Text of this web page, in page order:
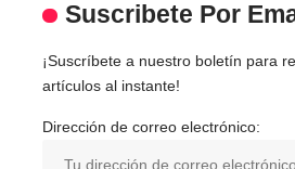
Suscribete Por
¡Suscríbete a nuestro boletín para
artículos al instante!
Dirección de correo electrónico: